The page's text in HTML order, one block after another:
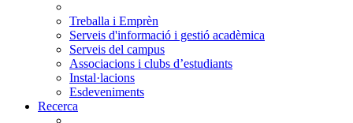
Treballa i Emprèn
Serveis d'informació i gestió acadèmica
Serveis del campus
Associacions i clubs d’estudiants
Instal·lacions
Esdeveniments
Recerca